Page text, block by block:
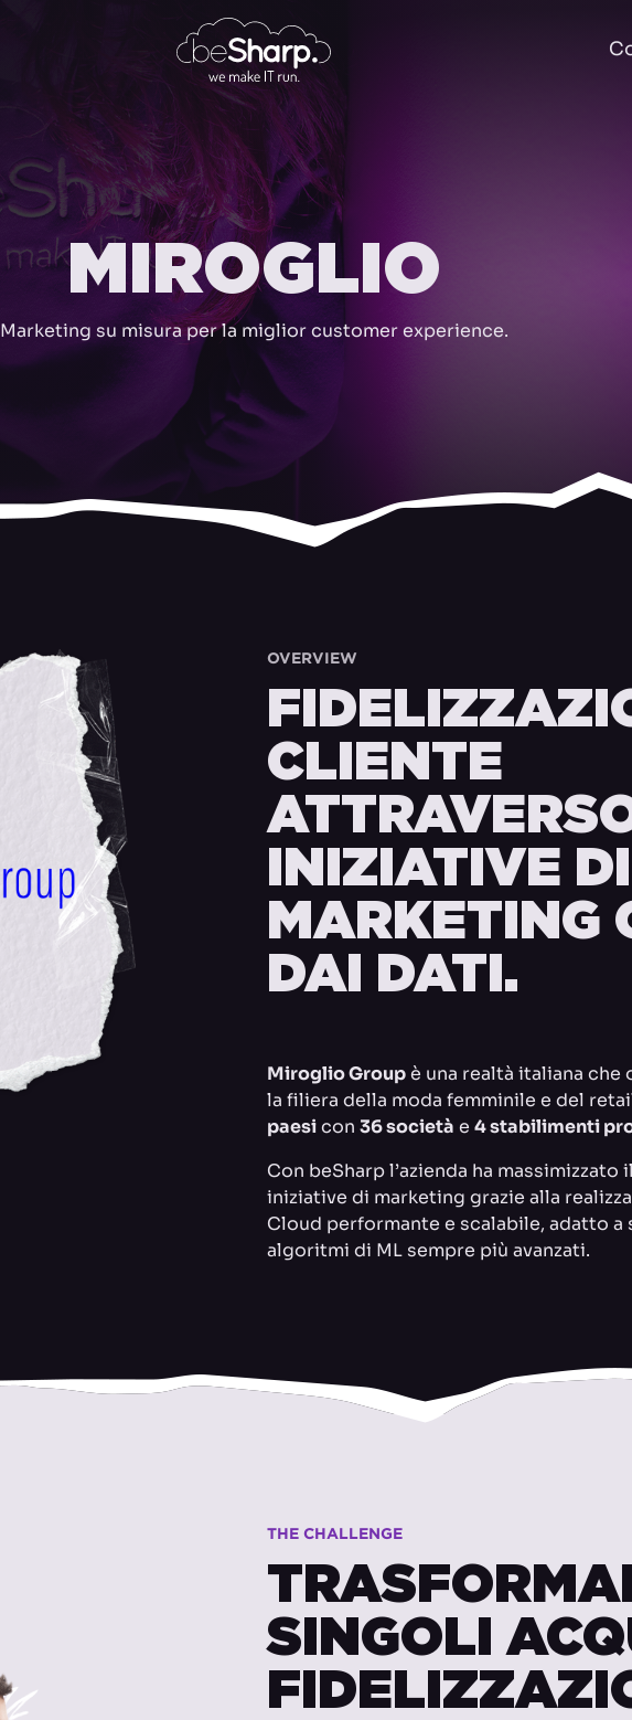
MIROGLIO
Marketing su misura per la miglior customer experience.
OVERVIEW
CLIENTE
INIZIATIVE DI
MARKETING
DAI DATI.
Miroglio Groupè una realtà italiana che
la filiera della moda femminile e del
paesicon 36 società e 4 stabilimenti
Con beSharp l’azienda ha
iniziative di marketing grazie alla
Cloud performante e scalabile, adatto
algoritmi di ML sempre più avanzati.
THE CHALLENGE
SINGOLI